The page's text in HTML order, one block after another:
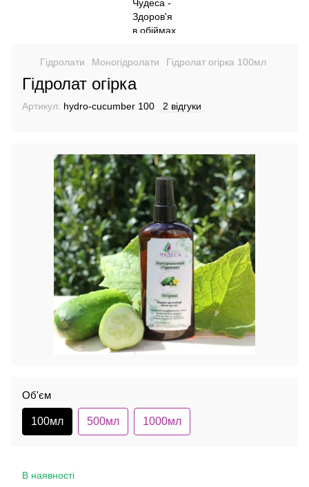
Гідролати Моногідролати Гідролат огірка 100мл
Гідролат огірка
Артикул: hydro-cucumber 100 2 відгуки
Об'єм
100мл 500мл 1000мл
В наявності